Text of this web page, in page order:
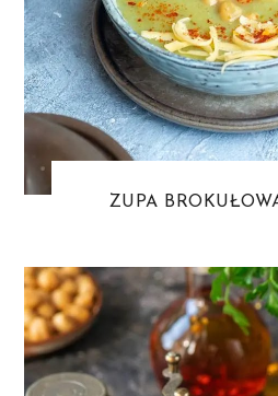
ZUPA